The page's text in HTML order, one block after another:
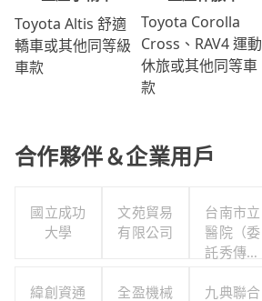
Toyota Altis 舒適
轎車或其他同等級
車款
Toyota Corolla
Cross、RAV4 運動
休旅或其他同等車
款
合作夥伴＆企業用戶
國立成功
大學
文苑貿易
有限公司
台南市立
醫院（委
託秀傳醫
人經營）
緯創資通
全盈機械
九典聯合